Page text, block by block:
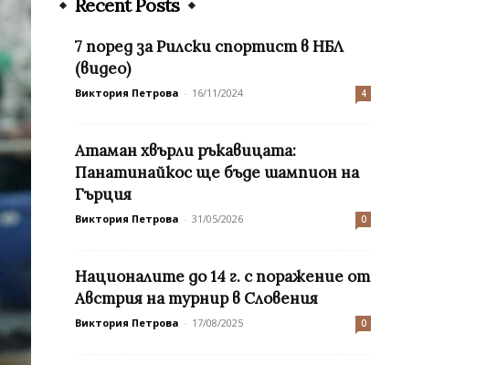
Recent Posts
7 поред за Рилски спортист в НБЛ
(видео)
Виктория Петрова - 16/11/2024 4
Атаман хвърли ръкавицата:
Панатинайкос ще бъде шампион на
Гърция
Виктория Петрова - 31/05/2026 0
Националите до 14 г. с поражение от
Австрия на турнир в Словения
Виктория Петрова - 17/08/2025 0